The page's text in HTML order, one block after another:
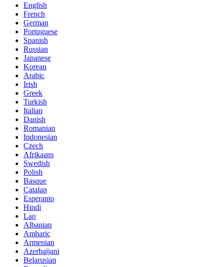
English
French
German
Portuguese
Spanish
Russian
Japanese
Korean
Arabic
Irish
Greek
Turkish
Italian
Danish
Romanian
Indonesian
Czech
Afrikaans
Swedish
Polish
Basque
Catalan
Esperanto
Hindi
Lao
Albanian
Amharic
Armenian
Azerbaijani
Belarusian